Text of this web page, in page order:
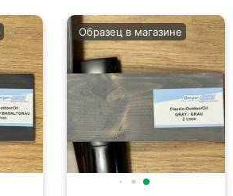
Образец в магазине